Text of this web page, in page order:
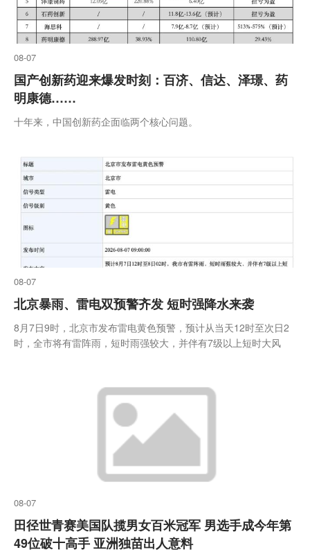
08-07
国产创新药迎来爆发时刻：百济、信达、泽璟、药
明康德……
十年来，中国创新药企面临两个核心问题。
08-07
北京暴雨、雷电双预警齐发 短时强降水来袭
8月7日9时，北京市发布雷电黄色预警，预计从当天12时至次日2
时，全市将有雷阵雨，短时雨强较大，并伴有7级以上短时大风
08-07
田径世青赛美国队揽男女百米冠军 男选手成今年第
49位破十高手 亚洲独苗出人意料